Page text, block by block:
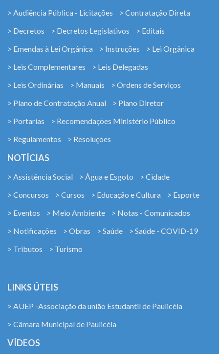
> Audiência Pública - Licitações
> Contratação Direta
> Decretos
> Decretos Legislativos
> Editais
> Emendas à Lei Orgânica
> Instruções
> Lei Orgânica
> Leis Complementares
> Leis Delegadas
> Leis Ordinárias
> Manuais
> Ordens de Serviços
> Plano de Contratação Anual
> Plano Diretor
> Portarias
> Recomendações Ministério Público
> Regulamentos
> Resoluções
NOTÍCIAS
> Assistência Social > Água e Esgoto
> Cidade
> Concursos
> Cursos > Educação e Cultura
> Esporte
> Eventos
> Meio Ambiente
> Notas - Comunicados
> Notificações
> Obras > Saúde
> Saúde - COVID-19
> Tributos
> Turismo
LINKS ÚTEIS
> AUEP -Associação da união Estudantil de Paulicéia
> Câmara Municipal de Paulicéia
VÍDEOS